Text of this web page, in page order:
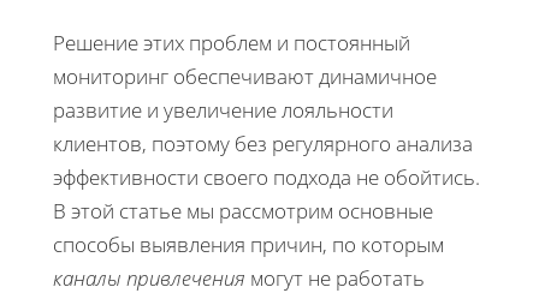
Решение этих проблем и постоянный
мониторинг обеспечивают динамичное
развитие и увеличение лояльности
клиентов, поэтому без регулярного анализа
эффективности своего подхода не обойтись.
В этой статье мы рассмотрим основные
способы выявления причин, по которым
каналы привлечения могут не работать